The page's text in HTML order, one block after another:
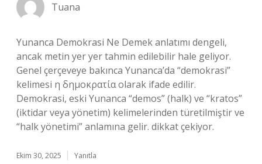
Tuana
Yunanca Demokrasi Ne Demek anlatımı dengeli,
ancak metin yer yer tahmin edilebilir hale geliyor.
Genel çerçeveye bakınca Yunanca’da “demokrasi”
kelimesi η δημοκρατία olarak ifade edilir.
Demokrasi, eski Yunanca “demos” (halk) ve “kratos”
(iktidar veya yönetim) kelimelerinden türetilmiştir ve
“halk yönetimi” anlamına gelir. dikkat çekiyor.
Ekim 30, 2025 Yanıtla